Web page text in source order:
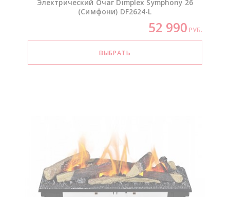
Электрический Очаг Dimplex Symphony 26
(Симфони) DF2624-L
52 990 РУБ.